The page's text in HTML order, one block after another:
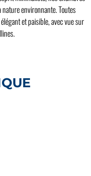
environnante. Toutes
et paisible, avec vue sur